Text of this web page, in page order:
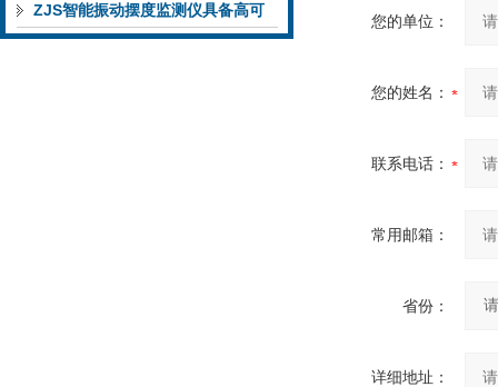
ZJS智能振动摆度监测仪具备高可
靠性与自诊断能力
您的单位：
您的姓名：
联系电话：
常用邮箱：
省份：
详细地址：